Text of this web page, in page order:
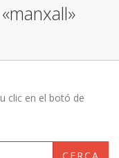
clic en el botó de
CERCA